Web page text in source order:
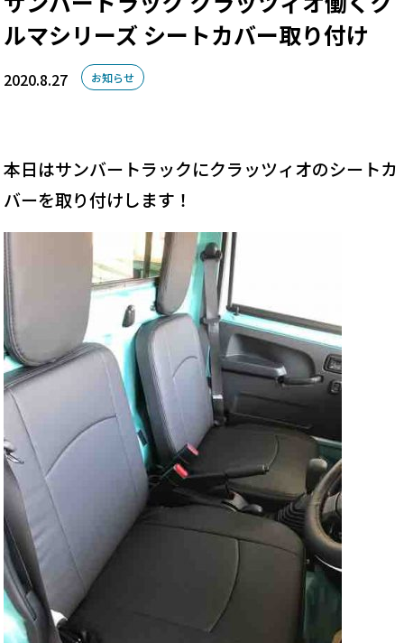
ルマシリーズ シートカバー取り付け
2020.8.27 お知らせ
本日はサンバートラックにクラッツィオのシートカ
バーを取り付けします！